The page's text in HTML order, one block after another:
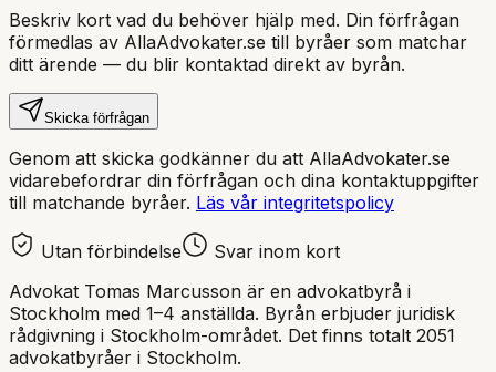
Beskriv kort vad du behöver hjälp med. Din förfrågan
förmedlas av AllaAdvokater.se till byråer som matchar
ditt ärende — du blir kontaktad direkt av byrån.
Skicka förfrågan
Genom att skicka godkänner du att AllaAdvokater.se
vidarebefordrar din förfrågan och dina kontaktuppgifter
till matchande byråer. Läs vår integritetspolicy
Utan förbindelse
Svar inom kort
Advokat Tomas Marcusson är en advokatbyrå i
Stockholm med 1–4 anställda. Byrån erbjuder juridisk
rådgivning i Stockholm-området. Det finns totalt 2051
advokatbyråer i Stockholm.